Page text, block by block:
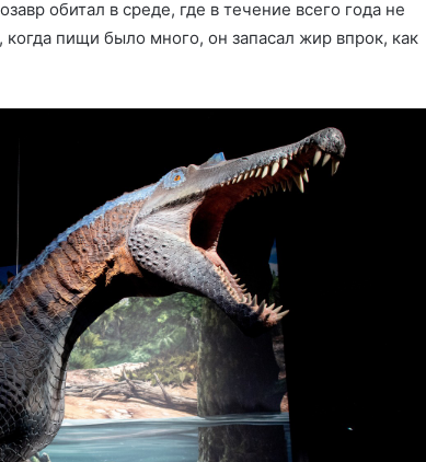
обитал в среде, где в течение всего года не
пищи было много, он запасал жир впрок, как